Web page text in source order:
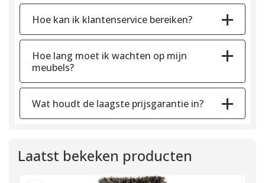
Hoe kan ik klantenservice bereiken?
Hoe lang moet ik wachten op mijn
meubels?
Wat houdt de laagste prijsgarantie in?
Laatst bekeken producten